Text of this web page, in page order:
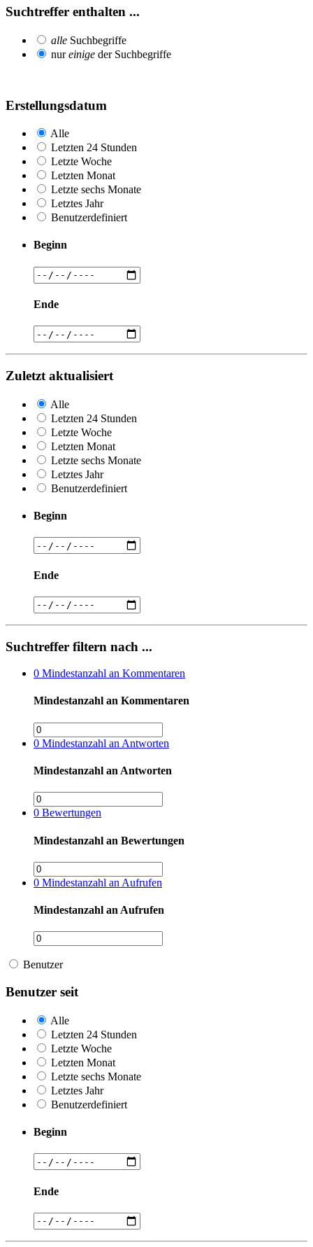
Suchtreffer enthalten ...
alle Suchbegriffe
nureinige der Suchbegriffe
Erstellungsdatum
Alle
Letzten 24 Stunden
Letzte Woche
Letzten Monat
Letzte sechs Monate
Letztes Jahr
Benutzerdefiniert
Beginn
Ende
Zuletzt aktualisiert
Alle
Letzten 24 Stunden
Letzte Woche
Letzten Monat
Letzte sechs Monate
Letztes Jahr
Benutzerdefiniert
Beginn
Ende
Suchtreffer filtern nach ...
0 Mindestanzahl an Kommentaren
Mindestanzahl an Kommentaren
0 Mindestanzahl an Antworten
Mindestanzahl an Antworten
0 Bewertungen
Mindestanzahl an Bewertungen
0 Mindestanzahl an Aufrufen
Mindestanzahl an Aufrufen
Benutzer
Benutzer seit
Alle
Letzten 24 Stunden
Letzte Woche
Letzten Monat
Letzte sechs Monate
Letztes Jahr
Benutzerdefiniert
Beginn
Ende